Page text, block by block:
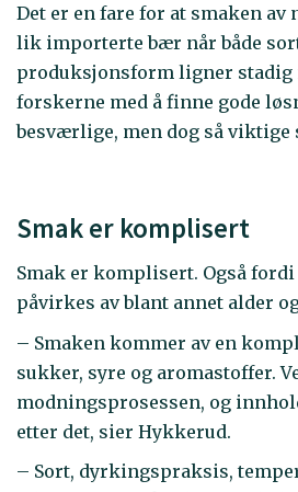
Det er en fare for at smaken
lik importerte bær når både
produksjonsform ligner stadig
forskerne med å finne gode
besværlige, men dog så viktige
Smak er komplisert
Smak er komplisert. Også
påvirkes av blant annet alder
– Smaken kommer av en
sukker, syre og aromastoffer.
modningsprosessen, og
etter det, sier Hykkerud.
– Sort, dyrkingspraksis,